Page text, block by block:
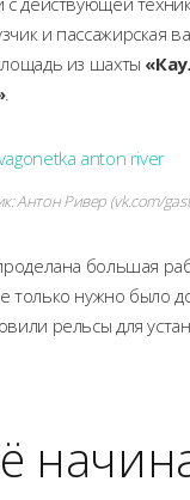
и пассажирская
из шахты
.
Антон Ривер (vk.com/
большая
только нужно было
рельсы для